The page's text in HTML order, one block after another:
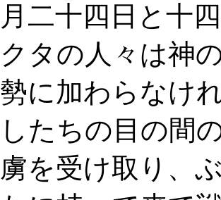
月二十四日と十
クタの人々は神
勢に加わらなけ
したちの目の間
虜を受け取り、